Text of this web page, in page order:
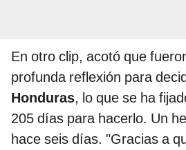
En otro clip, acotó que
profunda reflexión para
Honduras, lo que se ha
205 días para hacerlo. Un
hace seis días. "Gracias a